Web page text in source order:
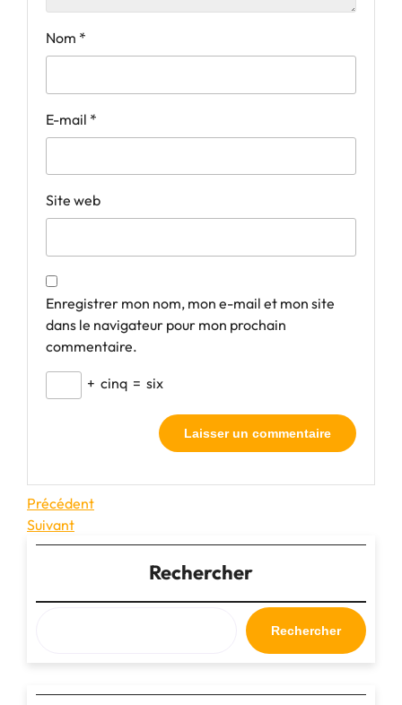
Nom *
E-mail *
Site web
Enregistrer mon nom, mon e-mail et mon site
dans le navigateur pour mon prochain
commentaire.
+ cinq = six
Navigation
de
Article
précédent
Précédent
Article
suivant
Suivant
Rechercher
Rechercher